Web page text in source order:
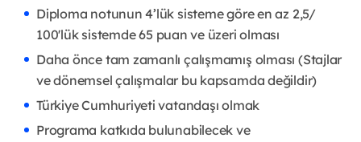
Diploma notunun 4’lük sisteme göre en az 2,5/
100'lük sistemde 65 puan ve üzeri olması
Daha önce tam zamanlı çalışmamış olması (Stajlar
ve dönemsel çalışmalar bu kapsamda değildir)
Türkiye Cumhuriyeti vatandaşı olmak
Programa katkıda bulunabilecek ve